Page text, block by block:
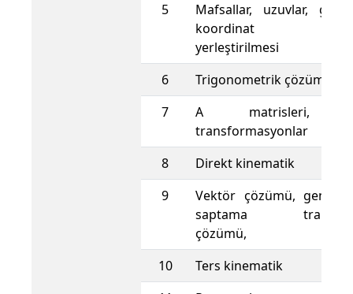
5
Mafsallar, uzuvlar,
koordinat
yerleştirilmesi
6
Trigonometrik çözüm
7
A matrisleri,
transformasyonlar
8
Direkt kinematik
9
Vektör çözümü, genel
saptama
çözümü,
10
Ters kinematik